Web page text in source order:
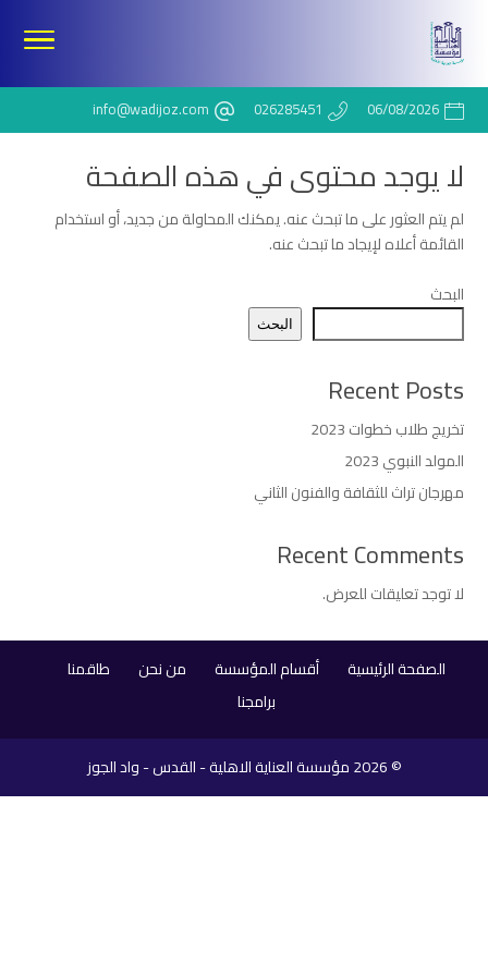
06/08/2026
026285451
info@wadijoz.com
لا يوجد محتوى في هذه الصفحة
لم يتم العثور على ما تبحث عنه. يمكنك المحاولة من جديد، أو استخدام
القائمة أعلاه لإيجاد ما تبحث عنه.
البحث
البحث
Recent Posts
تخريج طلاب خطوات 2023
المولد النبوي 2023
مهرجان تراث للثقافة والفنون الثاني
Recent Comments
لا توجد تعليقات للعرض.
الصفحة الرئيسية أقسام المؤسسة من نحن
طاقمنا
برامجنا
© 2026 مؤسسة العناية الاهلية - القدس - واد الجوز